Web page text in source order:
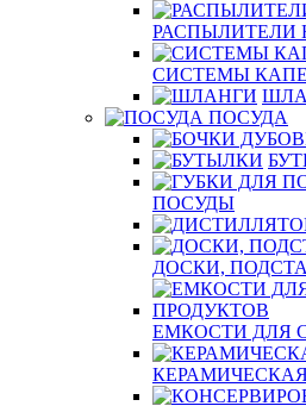
РАСПЫЛИТЕЛИ
СИСТЕМЫ
ПОСУДА
ПОСУДЫ
ДОСКИ,
ЕМКОСТИ ДЛЯ